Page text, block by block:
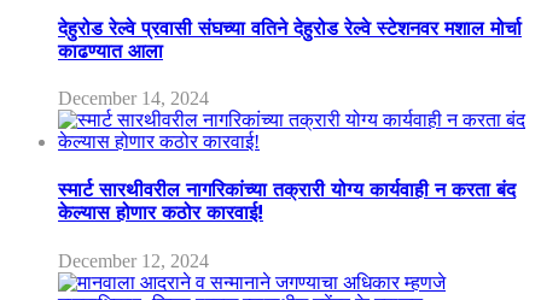
देहुरोड रेल्वे प्रवासी संघच्या वतिने देहुरोड रेल्वे स्टेशनवर मशाल मोर्चा
काढण्यात आला
December 14, 2024
स्मार्ट सारथीवरील नागरिकांच्या तक्रारी योग्य कार्यवाही न करता बंद
केल्यास होणार कठोर कारवाई!
December 12, 2024